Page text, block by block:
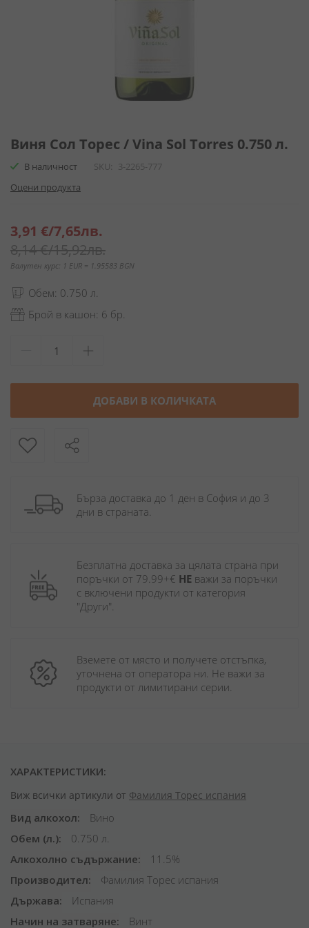
към
на
галерия
със
Виня Сол Торес / Vina Sol Torres 0.750 л.
В наличност SKU
3-2265-777
Оцени продукта
Специална
цена
3,91 €/7,65лв.
8,14 €/15,92лв.
Валутен курс: 1 EUR = 1.95583 BGN
Обем: 0.750 л.
Брой в кашон: 6 бр.
ДОБАВИ В КОЛИЧКАТА
Бърза доставка до 1 ден в София и до 3
дни в страната.
Безплатна доставка за цялата страна при
поръчки от 79.99+€ НЕ важи за поръчки
с включени продукти от категория
"Други".
Вземете от място и получете отстъпка,
уточнена от оператора ни. Не важи за
продукти от лимитирани серии.
ХАРАКТЕРИСТИКИ:
Виж всички артикули от Фамилия Торес испания
Вид алкохол
Вино
Обем (л.)
0.750 л.
Алкохолно съдържание
11.5%
Производител
Фамилия Торес испания
Държава
Испания
Начин на затваряне
Винт